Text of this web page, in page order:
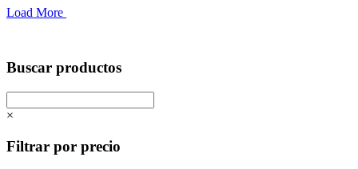
Load More
Buscar productos
×
Filtrar por precio